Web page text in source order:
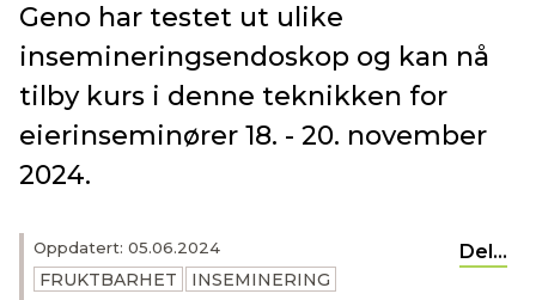
Oppdatert: 05.06.2024
FRUKTBARHET INSEMINERING
Del...
Geno har testet ut ulike
insemineringsendoskop og kan nå
tilby kurs i denne teknikken for
eierinseminører 18. - 20. november
2024.